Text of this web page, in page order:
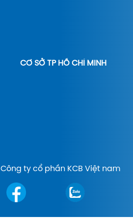
CƠ SỞ TP HỒ CHÍ MINH
Công ty cổ phần KCB Việt nam